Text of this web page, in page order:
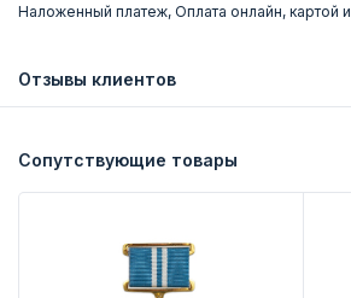
Наложенный платеж, Оплата онлайн, картой и
Отзывы клиентов
Сопутствующие товары